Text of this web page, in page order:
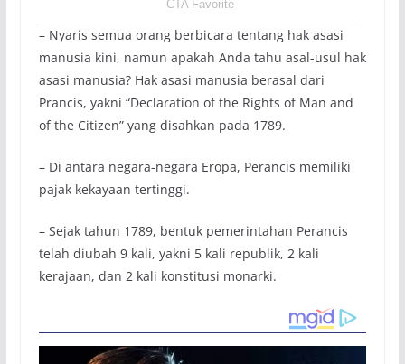
– Nyaris semua orang berbicara tentang hak asasi
manusia kini, namun apakah Anda tahu asal-usul hak
asasi manusia? Hak asasi manusia berasal dari
Prancis, yakni “Declaration of the Rights of Man and
of the Citizen” yang disahkan pada 1789.
– Di antara negara-negara Eropa, Perancis memiliki
pajak kekayaan tertinggi.
– Sejak tahun 1789, bentuk pemerintahan Perancis
telah diubah 9 kali, yakni 5 kali republik, 2 kali
kerajaan, dan 2 kali konstitusi monarki.